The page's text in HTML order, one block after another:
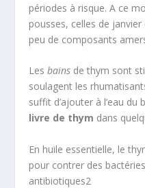
périodes à risque. A ce
pousses, celles de
peu de composants
Lesbains de thym sont
soulagent les
suffit d’ajouter à l’eau du
livre de thym dans
En huile essentielle, le
pour contrer des
antibiotiques2